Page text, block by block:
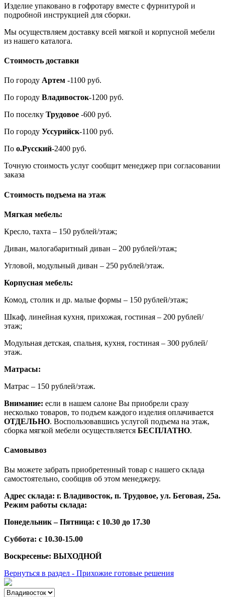
Изделие упаковано в гофротару вместе с фурнитурой и
подробной инструкцией для сборки.
Мы осуществляем доставку всей мягкой и корпусной мебели
из нашего каталога.
Стоимость доставки
По городу Артем -1100 руб.
По городу Владивосток-1200 руб.
По поселку Трудовое -600 руб.
По городу Уссурийск-1100 руб.
По о.Русский-2400 руб.
Точную стоимость услуг сообщит менеджер при согласовании
заказа
Стоимость подъема на этаж
Мягкая мебель:
Кресло, тахта – 150 рублей/этаж;
Диван, малогабаритный диван – 200 рублей/этаж;
Угловой, модульный диван – 250 рублей/этаж.
Корпусная мебель:
Комод, столик и др. малые формы – 150 рублей/этаж;
Шкаф, линейная кухня, прихожая, гостиная – 200 рублей/
этаж;
Модульная детская, спальня, кухня, гостиная – 300 рублей/
этаж.
Матрасы:
Матрас – 150 рублей/этаж.
Внимание: если в нашем салоне Вы приобрели сразу
несколько товаров, то подъем каждого изделия оплачивается
ОТДЕЛЬНО. Воспользовавшись услугой подъема на этаж,
сборка мягкой мебели осуществляется БЕСПЛАТНО.
Самовывоз
Вы можете забрать приобретенный товар с нашего склада
самостоятельно, сообщив об этом менеджеру.
Адрес склада: г. Владивосток, п. Трудовое, ул. Беговая, 25а.
Режим работы склада:
Понедельник – Пятница: с 10.30 до 17.30
Суббота: с 10.30-15.00
Воскресенье: ВЫХОДНОЙ
Вернуться в раздел - Прихожие готовые решения